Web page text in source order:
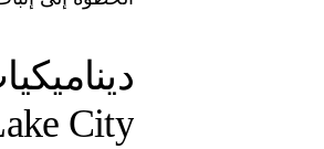
City”